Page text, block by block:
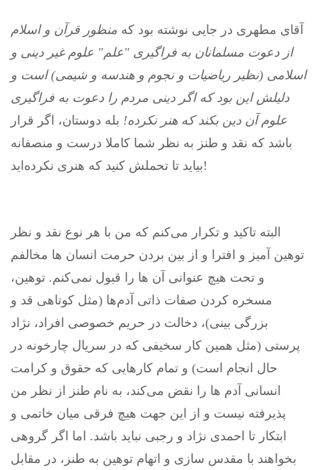
آقای مطهری در جایی نوشته بود که منظور قرآن و اسلام
از دعوت مسلمانان به فراگیری "علم" علوم غیر دینی و
اسلامی (نظیر ریاضیات و نجوم و هندسه و شیمی) است و
دلیلش این بود که اگر دینی مردم را دعوت به فراگیری
علوم آن دین بکند که هنر نکرده! بله دوستان، اگر قرار
باشد که نقد و طنز به نظر شما کاملا درست و منصفانه
بیاید تا تحملش کنید که هنری نکرده‌اید!
البته تاکید و تکرار می‌کنم که من با هر نوع نقد و نظر
توهین آمیز و افترا و از بین بردن حرمت انسان ها مخالفم
و تحت هیچ عنوانی آن ها را قبول نمی‌کنم. توهین،
مسخره کردن صفات ذاتی آدم‌ها (مثل کوتاهی قد و
بزرگی بینی)، دخالت در حریم خصوصی افراد، نژاد
پرستی (مثل همین کار سخیفی که در سریال چارخونه در
حال انجام است) و تمام کارهایی که حقوق و کرامت
انسانی آدم ها را نقض می‌کند، به نام طنز از نظر من
پذیرفته نیست و از این جهت هیچ فرقی میان خاتمی و
ابتکار تا احمدی نژاد و رجبی نباید باشد. اما اگر گروهی
بخواهند با مقدس سازی و اتهام توهین به طنز، در مقابل